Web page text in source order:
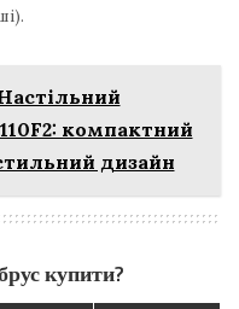
компактний
дизайн
купити?